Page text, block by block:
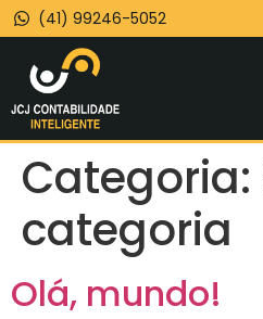
(41) 99246-5052
Categoria:
categoria
Olá, mundo!